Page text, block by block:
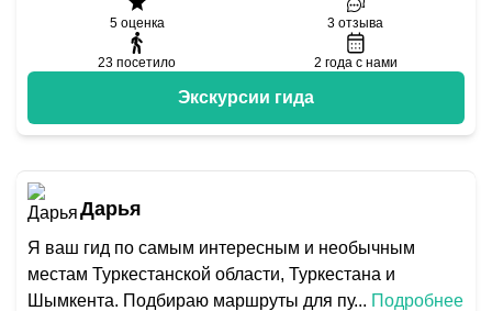
5оценка 3 отзыва
23 посетило 2 года с нами
Экскурсии гида
Дарья
Я ваш гид по самым интересным и необычным
местам Туркестанской области, Туркестана и
Шымкента. Подбираю маршруты для пу... Подробнее